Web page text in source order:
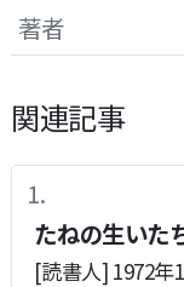
著者
関連記事
たねの生いた
[読書人] 1972年